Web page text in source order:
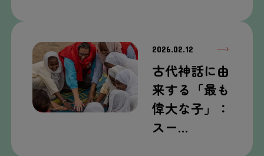
2026.02.12
古代神話に由
来する「最も
偉大な子」：
スー…